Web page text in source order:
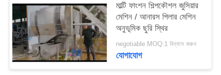
PRIVACY
POLICY
মাল্টি ফাংশন শিল্পকৌশল জুসিয়ার
মেশিন / আনারস পিলার মেশিন
অনুভূমিক ছুরি স্থির
negotiable MOQ:1 বিন্যাস করুন
যোগাযোগ